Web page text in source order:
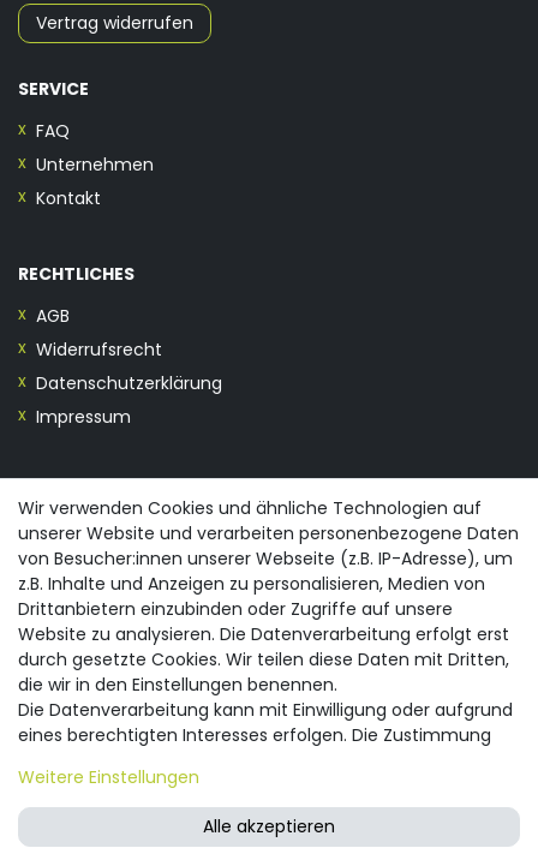
Vertrag widerrufen
SERVICE
FAQ
Unternehmen
Kontakt
RECHTLICHES
AGB
Widerrufsrecht
Datenschutzerklärung
Impressum
0355/28913230
info@spreewald-praesente.de
Gubener Straße 19, 03042 Cottbus
© 2026 spreewald-praesente.de| Design by neoprisma
Wir verwenden Cookies und ähnliche Technologien auf
unserer Website und verarbeiten personenbezogene Daten
von Besucher:innen unserer Webseite (z.B. IP-Adresse), um
z.B. Inhalte und Anzeigen zu personalisieren, Medien von
Drittanbietern einzubinden oder Zugriffe auf unsere
Website zu analysieren. Die Datenverarbeitung erfolgt erst
durch gesetzte Cookies. Wir teilen diese Daten mit Dritten,
die wir in den Einstellungen benennen.
Die Datenverarbeitung kann mit Einwilligung oder aufgrund
eines berechtigten Interesses erfolgen. Die Zustimmung
nicht einzuwilligen und die Einwilligung zu einem späteren
Zeitpunkt zu ändern oder zu widerrufen. Beachten Sie unser
Impressum
und weitere Hinweise zur Verwendung
Weitere Einstellungen
Alle akzeptieren